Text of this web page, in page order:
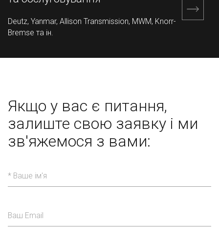
Deutz, Yanmar, Allison Transmission, MWM, Knorr-
Bremse та ін.
Якщо у вас є питання,
залиште свою заявку і ми
зв'яжемося з вами: